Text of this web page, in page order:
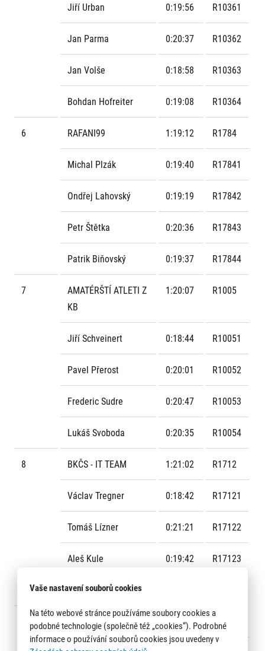
Jiří Urban 0:19:56 R10361
Jan Parma 0:20:37 R10362
Jan Volše 0:18:58 R10363
Bohdan Hofreiter 0:19:08 R10364
6 RAFANI99 1:19:12 R1784
Michal Plzák 0:19:40 R17841
Ondřej Lahovský 0:19:19 R17842
Petr Štětka 0:20:36 R17843
Patrik Biňovský 0:19:37 R17844
7
AMATÉRŠTÍ ATLETI Z
KB
1:20:07 R1005
Jiří Schveinert 0:18:44 R10051
Pavel Přerost 0:20:01 R10052
Frederic Sudre 0:20:47 R10053
Lukáš Svoboda 0:20:35 R10054
8 BKČS - IT TEAM 1:21:02 R1712
Václav Tregner 0:18:42 R17121
Tomáš Lízner 0:21:21 R17122
Aleš Kule 0:19:42 R17123
Filip Čech
CNB 2 1:21:06 R1967
Vaše nastavení souborů cookies
Na této webové stránce používáme soubory cookies a
podobné technologie (společně též „cookies“). Podrobné
informace o používání souborů cookies jsou uvedeny v